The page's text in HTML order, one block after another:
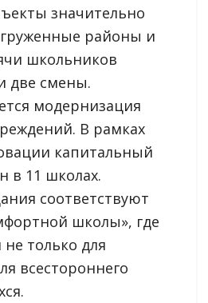
значительно
районы и
школьников
две смены.
модернизация
В рамках
капитальный
в 11 школах.
соответствуют
школы», где
только для
всестороннего